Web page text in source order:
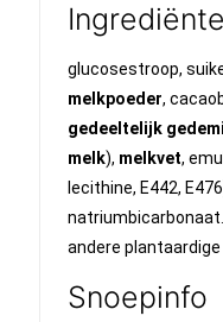
glucosestroop,
melkpoeder,
gedeeltelijk
melk), melkvet,
lecithine, E442,
andere
Snoepinfo